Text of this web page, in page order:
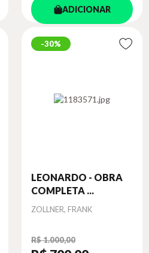
ADICIONAR
30%
LEONARDO - OBRA
COMPLETA ...
Autor
ZOLLNER, FRANK
R$ 1.000,00